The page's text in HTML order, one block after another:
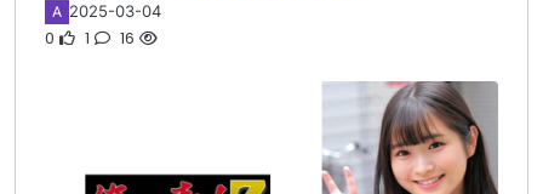
A 2025-03-04
0 1 16